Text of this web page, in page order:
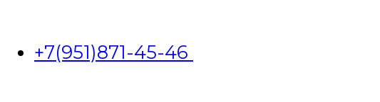
+7(951)871-45-46